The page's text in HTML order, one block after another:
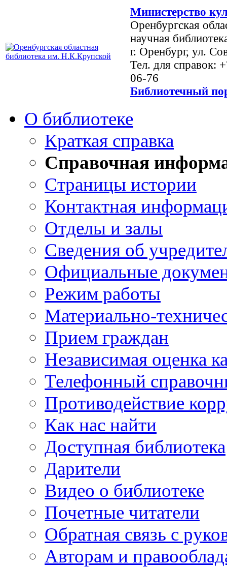
Министерство
Оренбургская
научная
г. Оренбург, ул.
Тел. для справок:
06-76
Библиотечный
О библиотеке
Краткая справка
Справочная
Страницы истории
Контактная
Отделы и залы
Сведения об
Официальные
Режим работы
Материально-
Прием граждан
Независимая оценка
Телефонный
Противодействие
Как нас найти
Доступная библиотека
Дарители
Видео о библиотеке
Почетные читатели
Обратная связь с
Авторам и